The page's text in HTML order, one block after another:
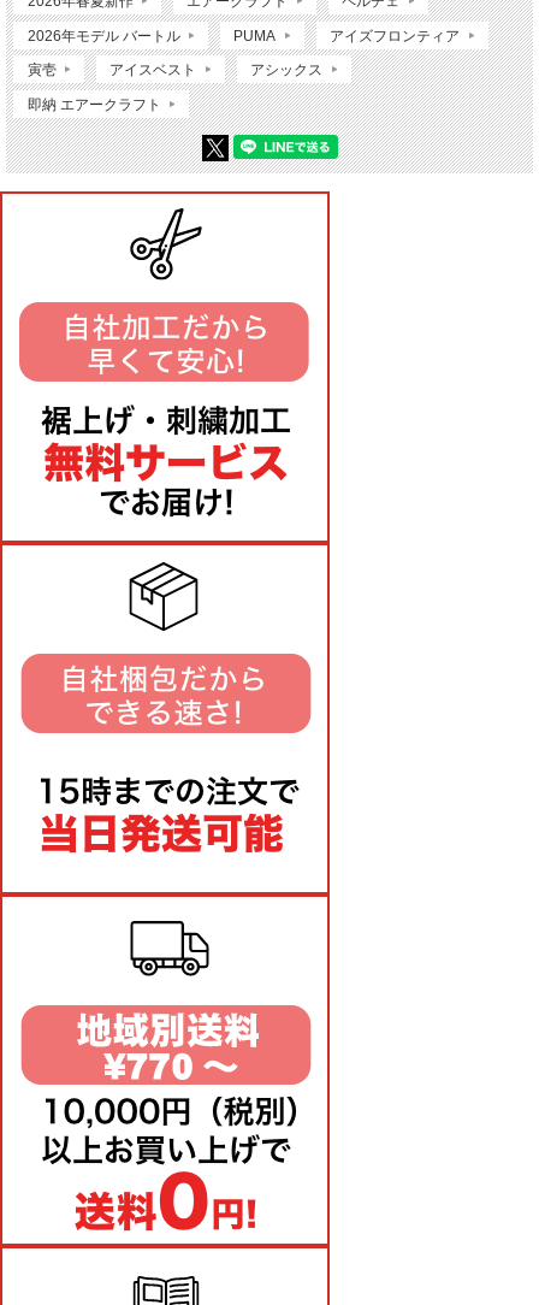
2026年モデル バートル PUMA アイズフロンティア
寅壱 アイスベスト アシックス
即納 エアークラフト